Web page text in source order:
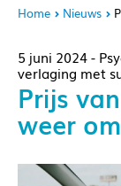
Home Nieuws
5 juni 2024 -
verlaging met
Prijs
weer